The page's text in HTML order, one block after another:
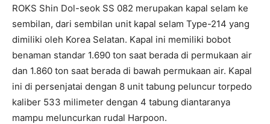
ROKS Shin Dol-seok SS 082 merupakan kapal selam ke
sembilan, dari sembilan unit kapal selam Type-214 yang
dimiliki oleh Korea Selatan. Kapal ini memiliki bobot
benaman standar 1.690 ton saat berada di permukaan air
dan 1.860 ton saat berada di bawah permukaan air. Kapal
ini di persenjatai dengan 8 unit tabung peluncur torpedo
kaliber 533 milimeter dengan 4 tabung diantaranya
mampu meluncurkan rudal Harpoon.